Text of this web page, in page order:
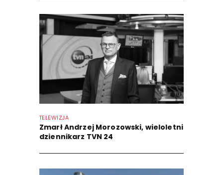
TELEWIZJA
Zmarł Andrzej Morozowski, wieloletni
dziennikarz TVN 24